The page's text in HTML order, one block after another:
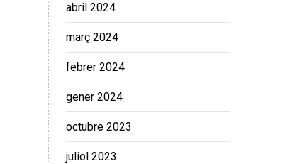
abril 2024
març 2024
febrer 2024
gener 2024
octubre 2023
juliol 2023